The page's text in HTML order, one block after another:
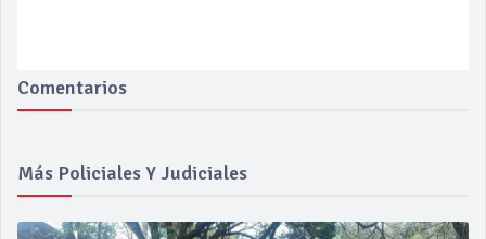
Comentarios
Más Policiales Y Judiciales